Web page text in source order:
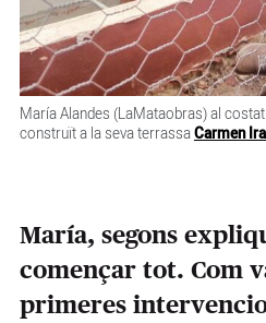
María Alandes (LaMataobras) al
construït a la seva terrassaCarmen
María, segons
començar tot. Com
primeres